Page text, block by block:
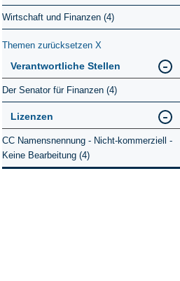
Wirtschaft und Finanzen (4)
Themen zurücksetzen X
Verantwortliche Stellen
Der Senator für Finanzen (4)
Lizenzen
CC Namensnennung - Nicht-kommerziell -
Keine Bearbeitung (4)